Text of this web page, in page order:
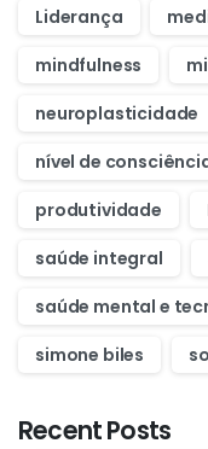
Liderança
mindfulness
neuroplasticidade
nível de
produtividade
saúde integral
saúde mental e
simone biles
Recent Posts